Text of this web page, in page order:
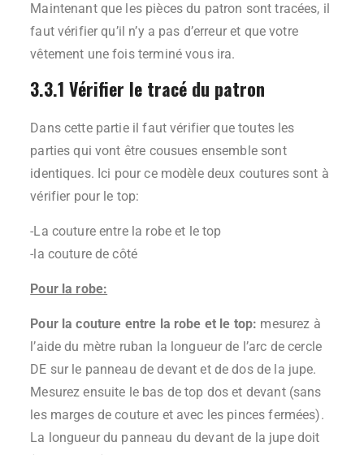
Maintenant que les pièces du patron sont tracées, il
faut vérifier qu’il n’y a pas d’erreur et que votre
vêtement une fois terminé vous ira.
3.3.1 Vérifier le tracé du patron
Dans cette partie il faut vérifier que toutes les
parties qui vont être cousues ensemble sont
identiques. Ici pour ce modèle deux coutures sont à
vérifier pour le top:
-La couture entre la robe et le top
-la couture de côté
Pour la robe:
Pour la couture entre la robe et le top: mesurez à
l’aide du mètre ruban la longueur de l’arc de cercle
DE sur le panneau de devant et de dos de la jupe.
Mesurez ensuite le bas de top dos et devant (sans
les marges de couture et avec les pinces fermées).
La longueur du panneau du devant de la jupe doit